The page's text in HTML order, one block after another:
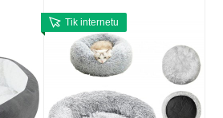
Tik internetu